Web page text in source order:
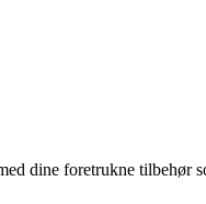
dine foretrukne tilbehør